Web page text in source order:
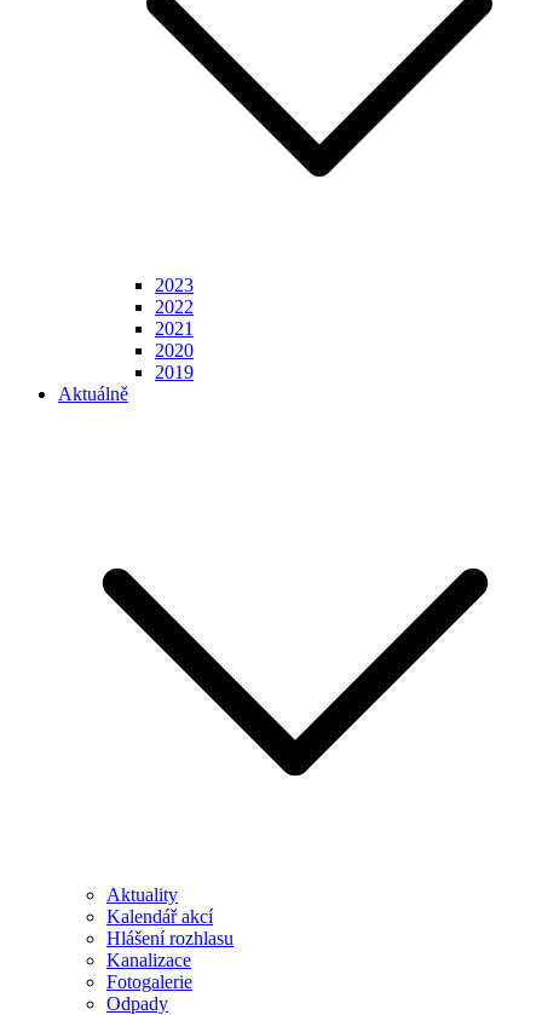
2023
2022
2021
2020
2019
Aktuálně
Aktuality
Kalendář akcí
Hlášení rozhlasu
Kanalizace
Fotogalerie
Odpady